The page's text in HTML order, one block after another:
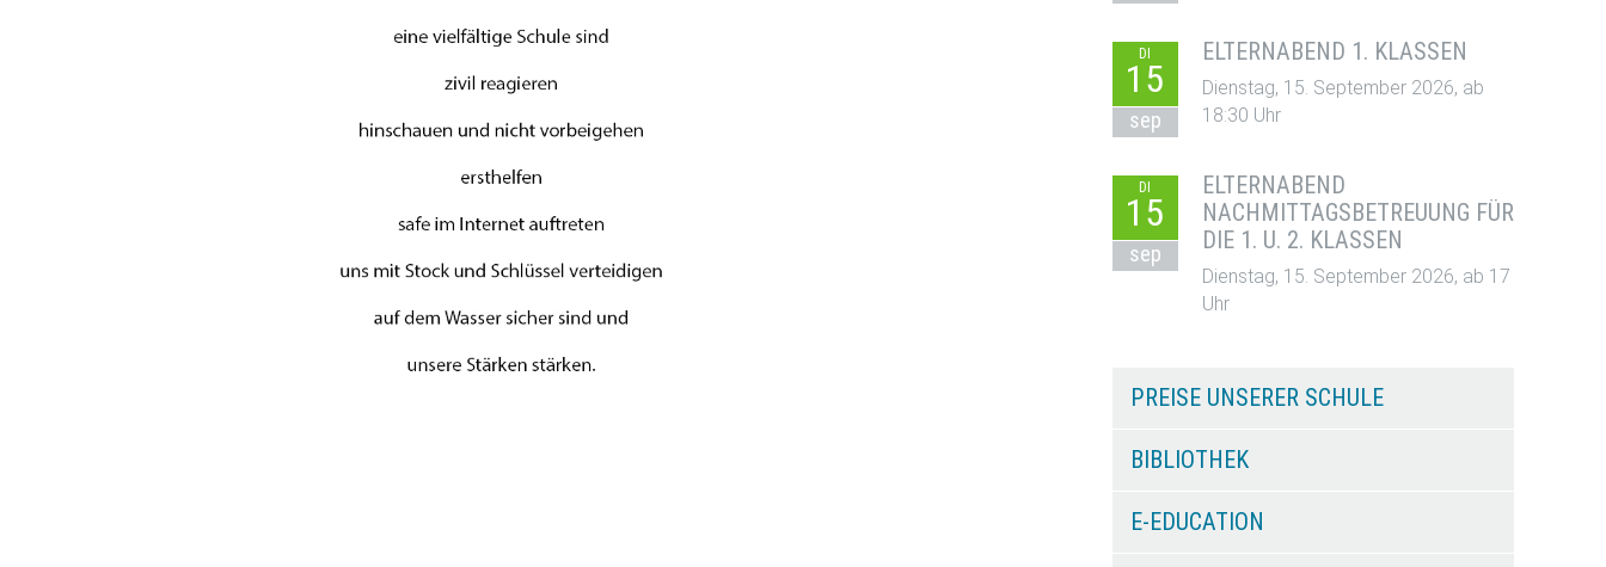
DI
15
sep
ELTERNABEND 1. KLASSEN
Dienstag, 15. September 2026, ab
18:30 Uhr
DI
15
sep
ELTERNABEND
NACHMITTAGSBETREUUNG FÜR
DIE 1. U. 2. KLASSEN
Dienstag, 15. September 2026, ab 17
Uhr
PREISE UNSERER SCHULE
BIBLIOTHEK
E-EDUCATION